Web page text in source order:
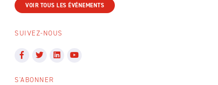
VOIR TOUS LES ÉVÉNEMENTS
SUIVEZ-NOUS
S'ABONNER